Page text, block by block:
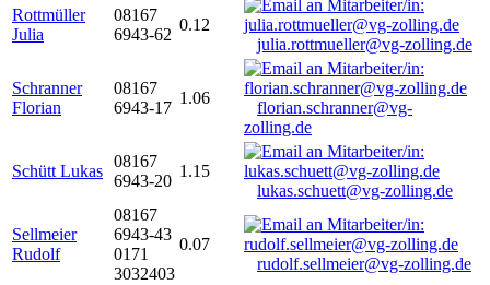
Rottmüller
Julia
08167
6943-62
0.12
julia.rottmueller@vg-zolling.de
Schranner
Florian
08167
6943-17
1.06
florian.schranner@vg-
zolling.de
Schütt Lukas
08167
6943-20
1.15
lukas.schuett@vg-zolling.de
Sellmeier
Rudolf
08167
6943-43
0171
3032403
0.07
rudolf.sellmeier@vg-zolling.de